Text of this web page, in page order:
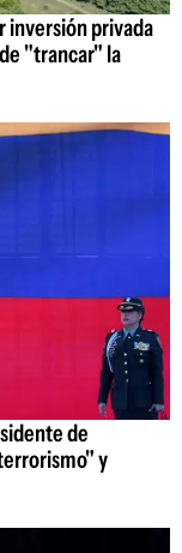
inversión privada
"trancar" la
de
y